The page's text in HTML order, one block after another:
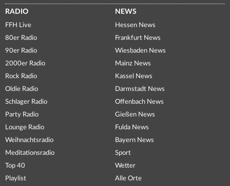
RADIO
FFH Live
80er Radio
90er Radio
2000er Radio
Rock Radio
Oldie Radio
Schlager Radio
Party Radio
Lounge Radio
Weihnachtsradio
Meditationsradio
Top 40
Playlist
NEWS
Hessen News
Frankfurt News
Wiesbaden News
Mainz News
Kassel News
Darmstadt News
Offenbach News
Gießen News
Fulda News
Bayern News
Sport
Wetter
Alle Orte